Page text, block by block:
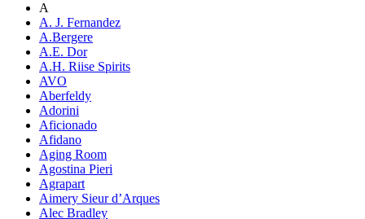
A
A. J. Fernandez
A.Bergere
A.E. Dor
A.H. Riise Spirits
AVO
Aberfeldy
Adorini
Aficionado
Afidano
Aging Room
Agostina Pieri
Agrapart
Aimery Sieur d’Arques
Alec Bradley